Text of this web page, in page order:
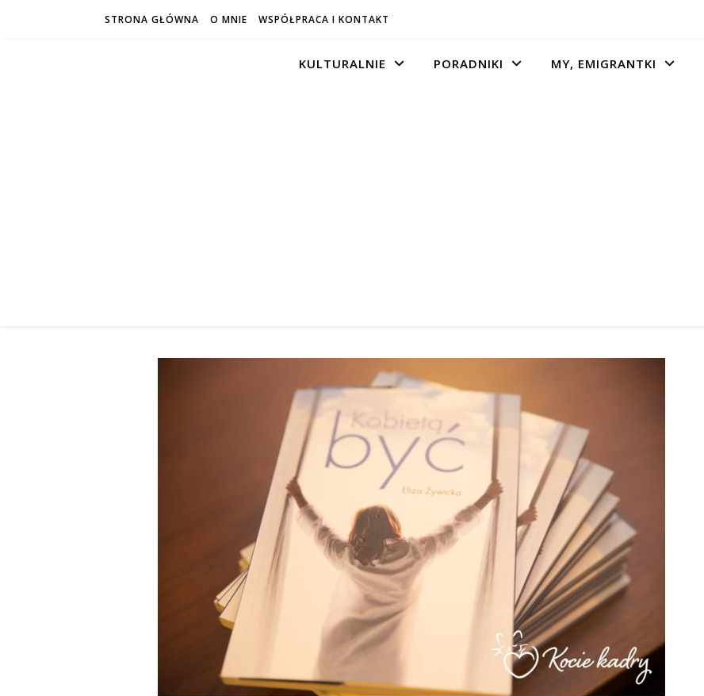
STRONA GŁÓWNA O MNIE WSPÓŁPRACA I KONTAKT
KULTURALNIE PORADNIKI MY, EMIGRANTKI